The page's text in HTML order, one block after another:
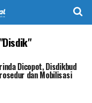
Dicopot, Disdikbud
dan Mobilisasi